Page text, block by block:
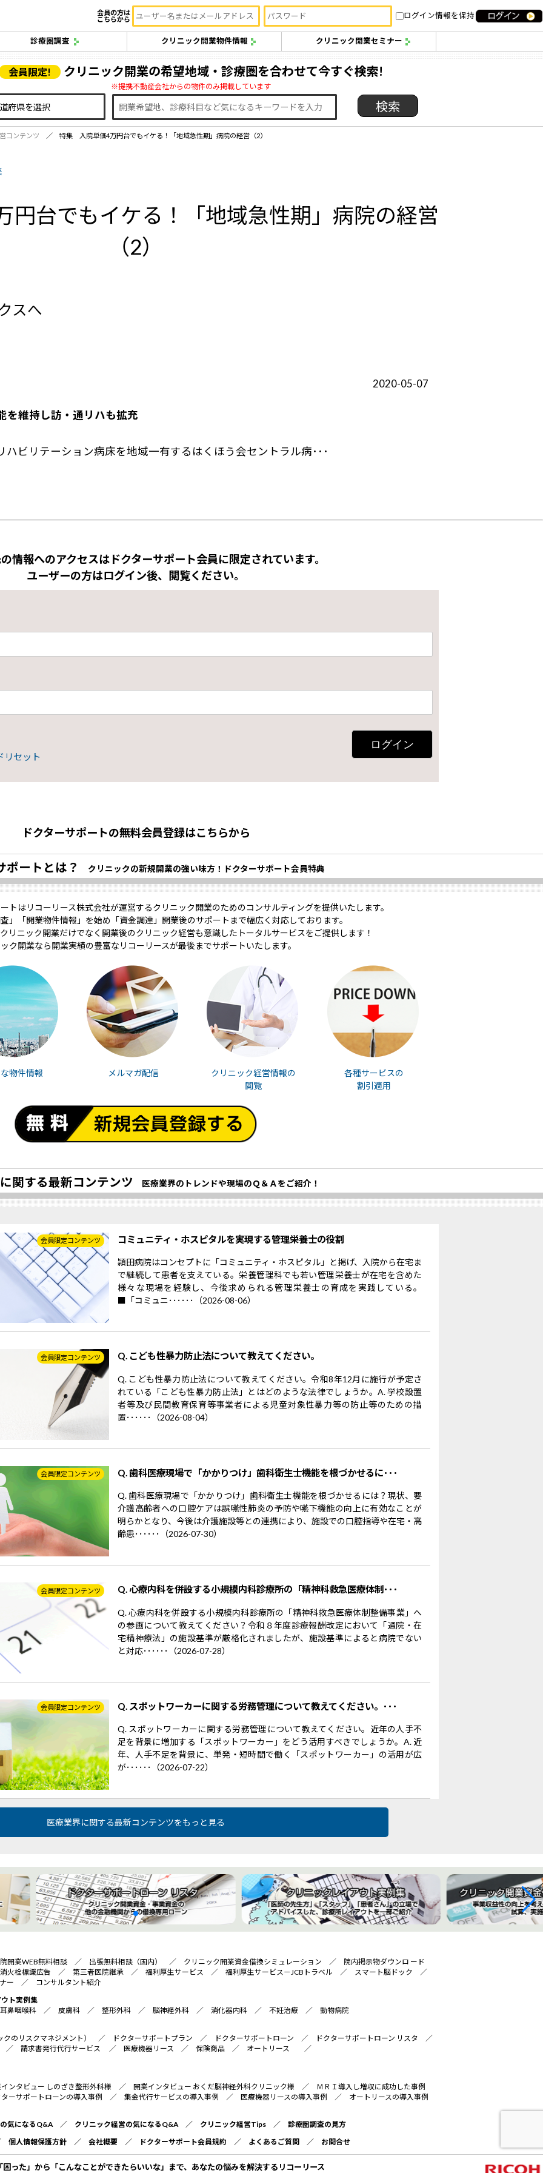
会員の方は
こちらから
ログイン情報を保持
診療圏調査 クリニック開業物件情報 クリニック開業セミナー
会員限定! クリニック開業の希望地域・診療圏を合わせて今すぐ検索!
※提携不動産会社からの物件のみ掲載しています
コンテンツ 特集 入院単価4万円台でもイケる！「地域急性期」病院の経営（2）
台でもイケる！「地域急性期」病院の経営
（2）
スへ
2020-05-07
を維持し訪・通リハも拡充
ビリテーション病床を地域一有するはくほう会セントラル病･･･
情報へのアクセスはドクターサポート会員に限定されています。
ユーザーの方はログイン後、閲覧ください。
リセット
ログイン
ドクターサポートの無料会員登録はこちらから
ポートとは？ クリニックの新規開業の強い味方！ドクターサポート会員特典
トはリコーリース株式会社が運営するクリニック開業のためのコンサルティングを提供いたします。
」「開業物件情報」を始め「資金調達」開業後のサポートまで幅広く対応しております。
リニック開業だけでなく開業後のクリニック経営も意識したトータルサービスをご提供します！
ク開業なら開業実績の豊富なリコーリースが最後までサポートいたします。
物件情報 メルマガ配信
クリニック経営情報の
閲覧
各種サービスの
割引適用
関する最新コンテンツ 医療業界のトレンドや現場のＱ＆Ａをご紹介！
会員限定コンテンツ コミュニティ・ホスピタルを実現する管理栄養士の役割
頴田病院はコンセプトに「コミュニティ・ホスピタル」と掲げ、入院から在宅ま
で継続して患者を支えている。栄養管理科でも若い管理栄養士が在宅を含めた
様々な現場を経験し、今後求められる管理栄養士の育成を実践している。
■「コミュニ･･････（2026-08-06）
会員限定コンテンツ Q. こども性暴力防止法について教えてください。
Q. こども性暴力防止法について教えてください。令和8年12月に施行が予定さ
れている「こども性暴力防止法」とはどのような法律でしょうか。A. 学校設置
者等及び民間教育保育等事業者による児童対象性暴力等の防止等のための措
置･･････（2026-08-04）
会員限定コンテンツ Q. 歯科医療現場で「かかりつけ」歯科衛生士機能を根づかせるに･･･
Q. 歯科医療現場で「かかりつけ」歯科衛生士機能を根づかせるには？現状、要
介護高齢者への口腔ケアは誤嚥性肺炎の予防や嚥下機能の向上に有効なことが
明らかとなり、今後は介護施設等との連携により、施設での口腔指導や在宅・高
齢患･･････（2026-07-30）
会員限定コンテンツ Q. 心療内科を併設する小規模内科診療所の「精神科救急医療体制･･･
Q. 心療内科を併設する小規模内科診療所の「精神科救急医療体制整備事業」へ
の参画について教えてください？令和８年度診療報酬改定において「通院・在
宅精神療法」の施設基準が厳格化されましたが、施設基準によると病院でない
と対応･･････（2026-07-28）
会員限定コンテンツ Q. スポットワーカーに関する労務管理について教えてください。･･･
Q. スポットワーカーに関する労務管理について教えてください。近年の人手不
足を背景に増加する「スポットワーカー」をどう活用すべきでしょうか。A. 近
年、人手不足を背景に、単発・短時間で働く「スポットワーカー」の活用が広
が･･････（2026-07-22）
医療業界に関する最新コンテンツをもっと見る
開業WEB無料相談 ／ 出張無料相談（国内） ／ クリニック開業資金借換シミュレーション ／ 院内掲示物ダウンロ ード
消火栓標識広告 ／ 第三者医院継承 ／ 福利厚生サービス ／ 福利厚生サービス－JCBトラベル ／ スマート脳ドック ／
ー ／ コンサルタント紹介
ト実例集
耳鼻咽喉科 ／ 皮膚科 ／ 整形外科 ／ 脳神経外科 ／ 消化器内科 ／ 不妊治療 ／ 動物病院
のリスクマネジメント） ／ ドクターサポートプラン ／ ドクターサポートローン ／ ドクターサポートローン リスタ ／
請求書発行代行サービス ／ 医療機器リース ／ 保険商品 ／ オートリース ／
ンタビュー しのざき整形外科様 ／ 開業インタビュー おくだ脳神経外科クリニック様 ／
ＭＲＩ導入し増収に成功した事例
ーサポートローンの導入事例 ／ 集金代行サービスの導入事例 ／ 医療機器リースの導入事例 ／ オートリースの導入事例
気になるQ&A／ クリニック経営の気になるQ&A／ クリニック経営Tips ／ 診療圏調査の見方
個人情報保護方針 ／ 会社概要 ／ ドクターサポート会員規約 ／ よくあるご質問 ／ お問合せ
った」から「こんなことができたらいいな」まで、あなたの悩みを解決するリコーリース